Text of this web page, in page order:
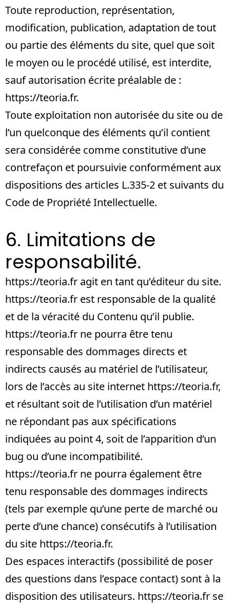
Toute reproduction, représentation,
modification, publication, adaptation de tout
ou partie des éléments du site, quel que soit
le moyen ou le procédé utilisé, est interdite,
sauf autorisation écrite préalable de :
https://teoria.fr.
Toute exploitation non autorisée du site ou de
l’un quelconque des éléments qu’il contient
sera considérée comme constitutive d’une
contrefaçon et poursuivie conformément aux
dispositions des articles L.335-2 et suivants du
Code de Propriété Intellectuelle.
6. Limitations de
responsabilité.
https://teoria.fr agit en tant qu’éditeur du site.
https://teoria.fr est responsable de la qualité
et de la véracité du Contenu qu’il publie.
https://teoria.fr ne pourra être tenu
responsable des dommages directs et
indirects causés au matériel de l’utilisateur,
lors de l’accès au site internet https://teoria.fr,
et résultant soit de l’utilisation d’un matériel
ne répondant pas aux spécifications
indiquées au point 4, soit de l’apparition d’un
bug ou d’une incompatibilité.
https://teoria.fr ne pourra également être
tenu responsable des dommages indirects
(tels par exemple qu’une perte de marché ou
perte d’une chance) consécutifs à l’utilisation
du site https://teoria.fr.
Des espaces interactifs (possibilité de poser
des questions dans l’espace contact) sont à la
disposition des utilisateurs. https://teoria.fr se